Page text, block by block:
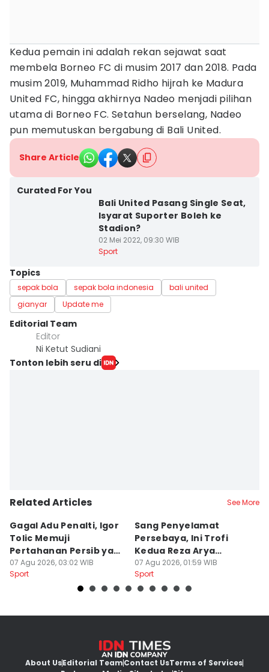
Kedua pemain ini adalah rekan sejawat saat
membela Borneo FC di musim 2017 dan 2018. Pada
musim 2019, Muhammad Ridho hijrah ke Madura
United FC, hingga akhirnya Nadeo menjadi pilihan
utama di Borneo FC. Setahun berselang, Nadeo
pun memutuskan bergabung di Bali United.
Share Article
Curated For You
Bali United Pasang Single Seat,
Isyarat Suporter Boleh ke
Stadion?
02 Mei 2022, 09:30 WIB
Sport
Topics
sepak bola sepak bola indonesia
bali united
gianyar
Update me
Editorial Team
Editor
Ni Ketut Sudiani
Tonton lebih seru di
Related Articles See More
Gagal Adu Penalti, Igor
Tolic Memuji
Pertahanan Persib yang
Solid
07 Agu 2026, 03:02 WIB
Sport
Sang Penyelamat
Persebaya, Ini Trofi
Kedua Reza Arya
Bersama Tavares
07 Agu 2026, 01:59 WIB
Sport
About UsEditorial TeamContact UsTerms of Services